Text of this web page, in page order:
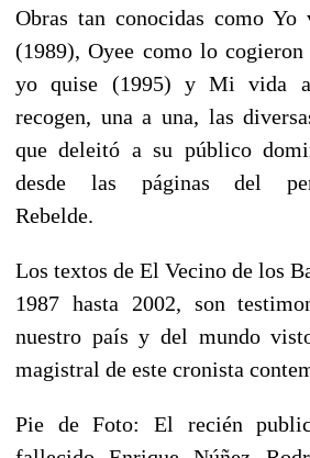
Obras tan conocidas como
(1989), Oyee como lo
yo quise (1995) y Mi vida
recogen, una a una, las
que deleitó a su público
desde las páginas del
Rebelde.
Los textos de El Vecino de los
1987 hasta 2002, son
nuestro país y del mundo
magistral de este cronista
Pie de Foto: El recién